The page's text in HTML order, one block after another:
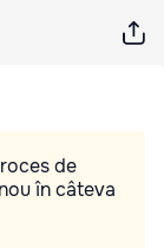
de
în câteva